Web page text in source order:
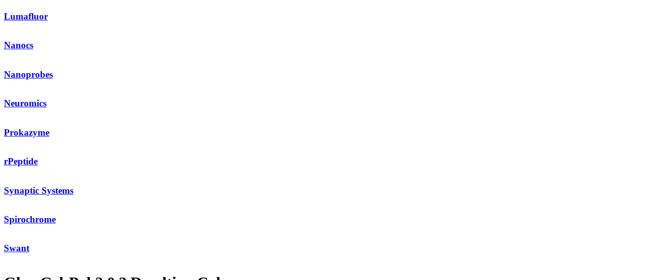
Lumafluor
Nanocs
Nanoprobes
Neuromics
Prokazyme
rPeptide
Synaptic Systems
Spirochrome
Swant